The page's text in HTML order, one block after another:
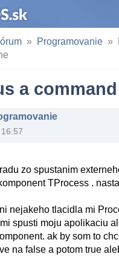
Programovanie
a
zo spustanim
TProcess .
nejakeho tlacidla mi
spusti moju apolikaciu
ak by som to
na false a potom true